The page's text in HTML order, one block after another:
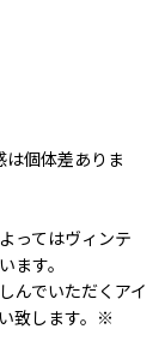
個体差ありま
ってはヴィンテ
ます。
んでいただくアイ
致します。※